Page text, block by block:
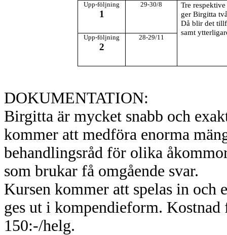
Upp-följning
1
29-30/8
Tre
ger Birgitta
Då blir det
samt
Upp-följning
2
28-29/11
DOKUMENTATION:
Birgitta är mycket snabb och
kommer att medföra enorma
behandlingsråd för olika
som brukar få omgående svar.
Kursen kommer att spelas in och
ges ut i kompendieform.
150:-/helg.